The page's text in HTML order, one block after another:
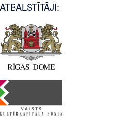
ATBALSTĪTĀJI: